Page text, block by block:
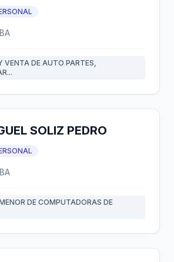
VENTA DE AUTO PARTES,
SOLIZ PEDRO
DE COMPUTADORAS DE